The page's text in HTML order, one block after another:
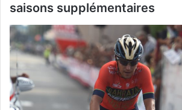
saisons supplémentaires